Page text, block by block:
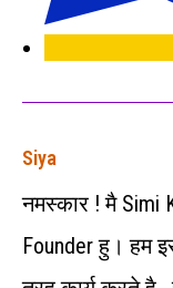
Siya
नमस्कार ! मै Simi
Founder हु। हम